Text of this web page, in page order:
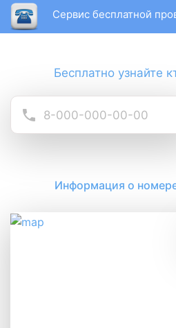
Сервис бесплатной
Бесплатно узнайте
Информация о